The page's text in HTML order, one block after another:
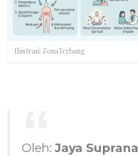
Ilustrasi: ZonaTerbang
Oleh:Jaya Suprana